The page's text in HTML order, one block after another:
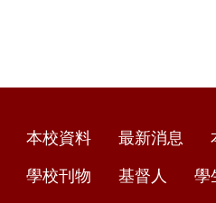
本校資料 最新消息
學校刊物 基督人 學